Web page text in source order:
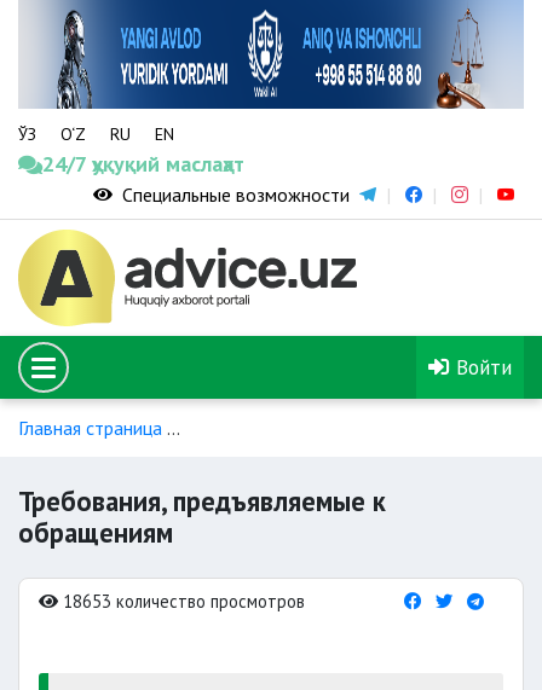
ЎЗ O‘Z RU EN
24/7 ҳуқуқий маслаҳат
Специальные возможности
Войти
Главная страница
Требования, предъявляемые к
обращениям
18653 количество просмотров